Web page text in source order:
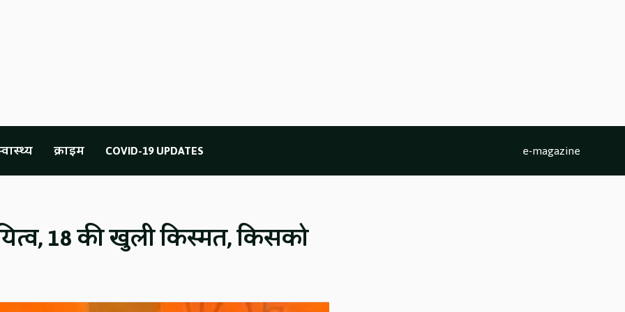
क्राइम COVID-19 UPDATES e-magazine
18 की खुली किस्मत, किसको